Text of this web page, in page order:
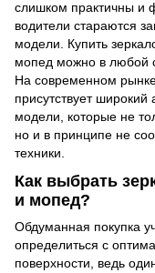
слишком практичны и
водители стараются
модели. Купить
мопед можно в любой
На современном
присутствует
модели, которые не
но и в принципе не
техники.
Как выбрать
и мопед?
Обдуманная покупка
определиться с
поверхности, ведь